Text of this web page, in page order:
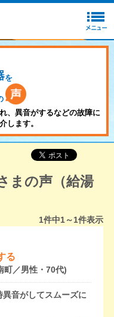
を
、異音がするなどの故障に
します。
まの声（給湯
1件中1～1件表示
る
町／男性・70代)
音がしてスムーズに